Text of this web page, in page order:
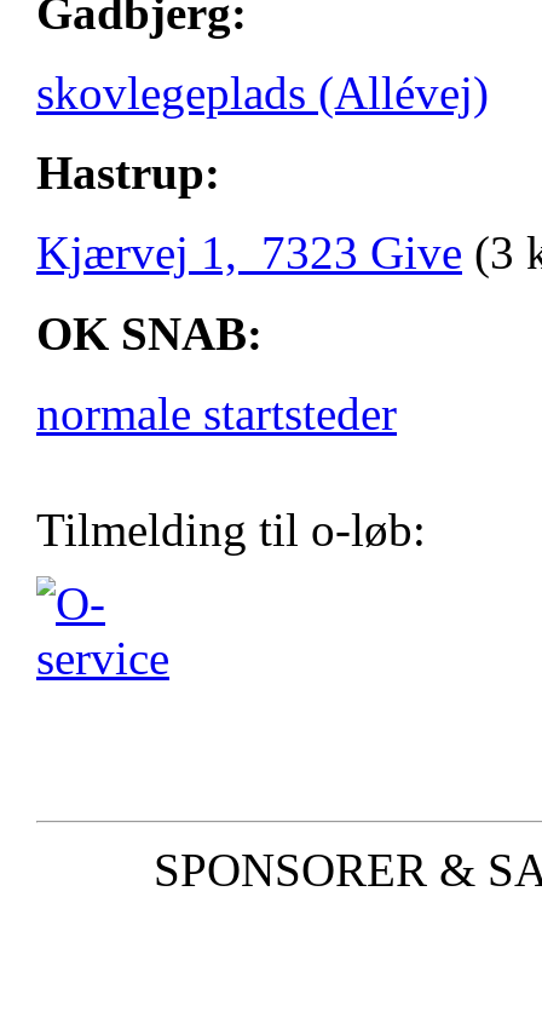
Gadbjerg:
skovlegeplads (Allévej)
Hastrup:
Kjærvej 1, 7323 Give (3
OK SNAB:
normale startsteder
Tilmelding til o-løb:
SPONSORER &